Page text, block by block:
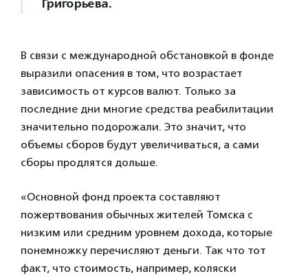
Григорьева.
В связи с международной обстановкой в фонде
выразили опасения в том, что возрастает
зависимость от курсов валют. Только за
последние дни многие средства реабилитации
значительно подорожали. Это значит, что
объемы сборов будут увеличиваться, а сами
сборы продлятся дольше.
«Основной фонд проекта составляют
пожертвования обычных жителей Томска с
низким или средним уровнем дохода, которые
понемножку перечисляют деньги. Так что тот
факт, что стоимость, например, коляски